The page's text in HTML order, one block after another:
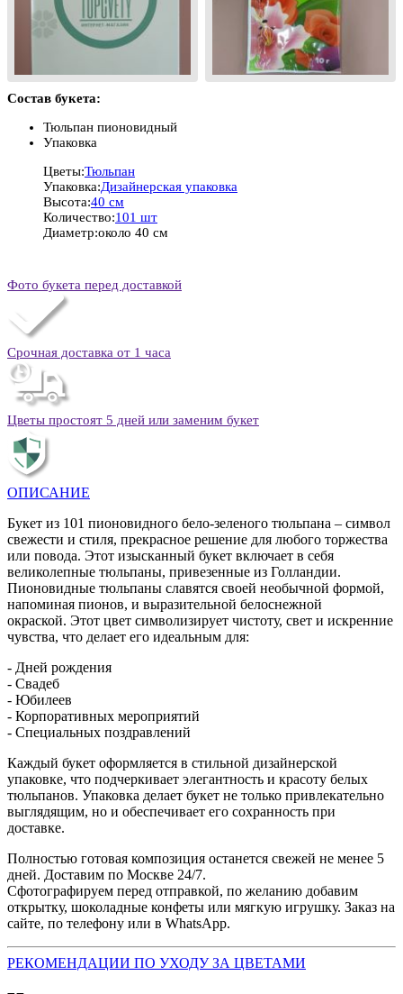
Состав букета:
Тюльпан пионовидный
Упаковка
Цветы:Тюльпан
Упаковка:Дизайнерская упаковка
Высота:40 см
Количество:101 шт
Диаметр:около 40 см
Фото букета перед доставкой
Срочная доставка от 1 часа
Цветы простоят 5 дней или заменим букет
ОПИСАНИЕ
Букет из 101 пионовидного бело-зеленого тюльпана – символ
свежести и стиля, прекрасное решение для любого торжества
или повода. Этот изысканный букет включает в себя
великолепные тюльпаны, привезенные из Голландии.
Пионовидные тюльпаны славятся своей необычной формой,
напоминая пионов, и выразительной белоснежной
окраской. Этот цвет символизирует чистоту, свет и искренние
чувства, что делает его идеальным для:
- Дней рождения
- Свадеб
- Юбилеев
- Корпоративных мероприятий
- Специальных поздравлений
Каждый букет оформляется в стильной дизайнерской
упаковке, что подчеркивает элегантность и красоту белых
тюльпанов. Упаковка делает букет не только привлекательно
выглядящим, но и обеспечивает его сохранность при
доставке.
Полностью готовая композиция останется свежей не менее 5
дней. Доставим по Москве 24/7.
Сфотографируем перед отправкой, по желанию добавим
открытку, шоколадные конфеты или мягкую игрушку. Заказ на
сайте, по телефону или в WhatsApp.
РЕКОМЕНДАЦИИ ПО УХОДУ ЗА ЦВЕТАМИ